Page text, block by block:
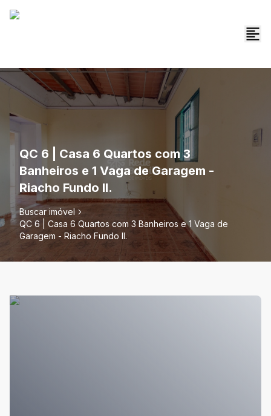
QC 6 | Casa 6 Quartos com 3
Banheiros e 1 Vaga de Garagem -
Riacho Fundo II.
Buscar imóvel
QC 6 | Casa 6 Quartos com 3 Banheiros e 1 Vaga de
Garagem - Riacho Fundo II.